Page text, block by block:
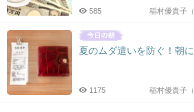
稲村優貴子
585
夏のムダ遣いを防ぐ！朝
稲村優貴子
1175